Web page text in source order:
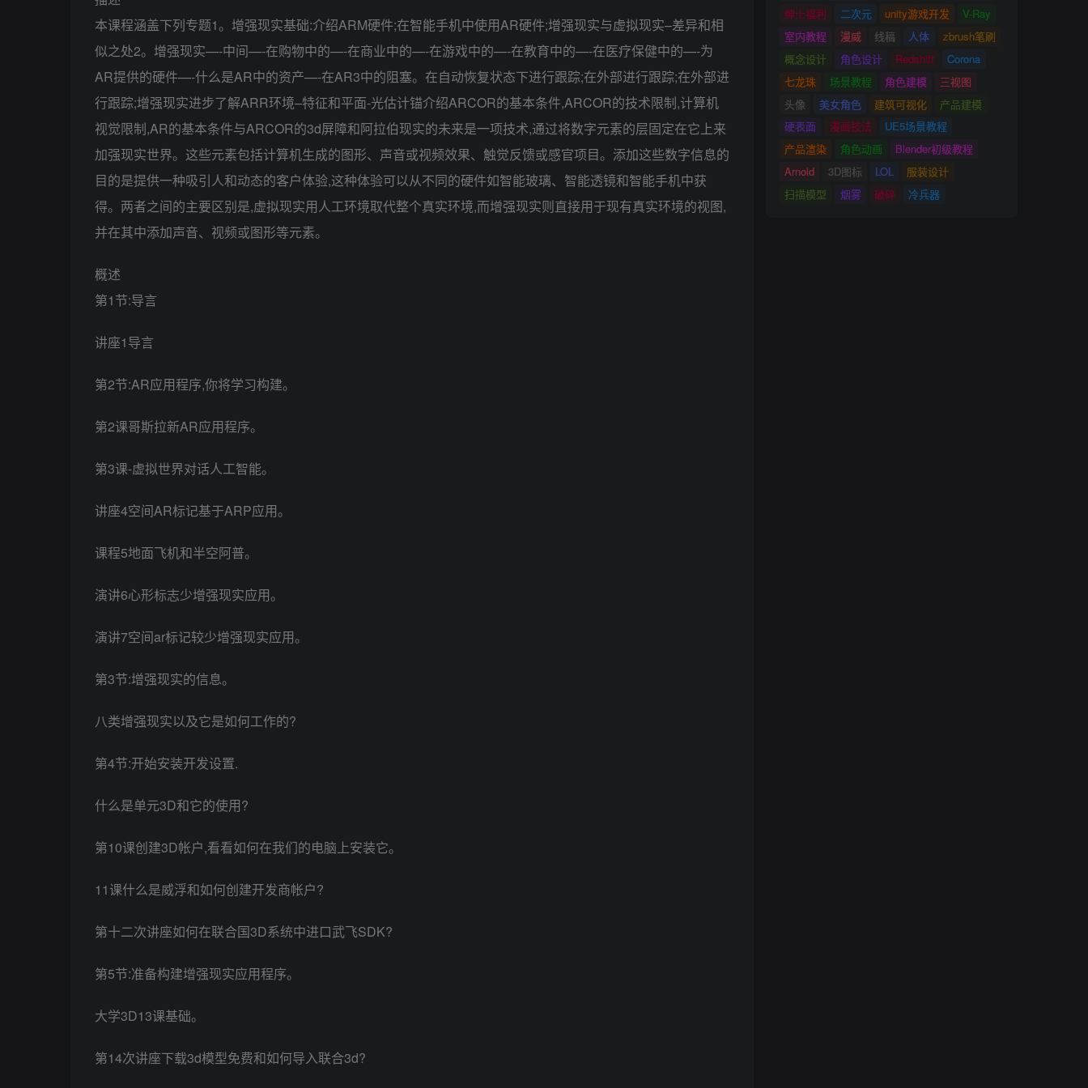
本课程涵盖下列专题1。增强现实基础:介绍ARM硬件;在智能手机中使用AR硬件;增强现实与虚拟现实–差异和相
似之处2。增强现实—-中间—-在购物中的—-在商业中的—-在游戏中的—-在教育中的—-在医疗保健中的—-为
AR提供的硬件—-什么是AR中的资产—-在AR3中的阻塞。在自动恢复状态下进行跟踪;在外部进行跟踪;在外部进
行跟踪;增强现实进步了解ARR环境–特征和平面-光估计锚介绍ARCOR的基本条件,ARCOR的技术限制,计算机
视觉限制,AR的基本条件与ARCOR的3d屏障和阿拉伯现实的未来是一项技术,通过将数字元素的层固定在它上来
加强现实世界。这些元素包括计算机生成的图形、声音或视频效果、触觉反馈或感官项目。添加这些数字信息的
目的是提供一种吸引人和动态的客户体验,这种体验可以从不同的硬件如智能玻璃、智能透镜和智能手机中获
得。两者之间的主要区别是,虚拟现实用人工环境取代整个真实环境,而增强现实则直接用于现有真实环境的视图,
并在其中添加声音、视频或图形等元素。
概述
第1节:导言
讲座1导言
第2节:AR应用程序,你将学习构建。
第2课哥斯拉新AR应用程序。
第3课-虚拟世界对话人工智能。
讲座4空间AR标记基于ARP应用。
课程5地面飞机和半空阿普。
演讲6心形标志少增强现实应用。
演讲7空间ar标记较少增强现实应用。
第3节:增强现实的信息。
八类增强现实以及它是如何工作的?
第4节:开始安装开发设置.
什么是单元3D和它的使用?
第10课创建3D帐户,看看如何在我们的电脑上安装它。
11课什么是威浮和如何创建开发商帐户?
第十二次讲座如何在联合国3D系统中进口武飞SDK?
第5节:准备构建增强现实应用程序。
大学3D13课基础。
第14次讲座下载3d模型免费和如何导入联合3d?
绅士福利 二次元 unity游戏开发
V-Ray
室内教程
漫威 线稿 人体
zbrush笔刷
概念设计
角色设计 Redshift
Corona
七龙珠
场景教程 角色建模
三视图
头像
美女角色 建筑可视化
产品建模
硬表面
漫画技法
UE5场景教程
产品渲染
角色动画
Blender初级教程
Arnold
3D图标 LOL
服装设计
扫描模型
烟雾 破碎 冷兵器